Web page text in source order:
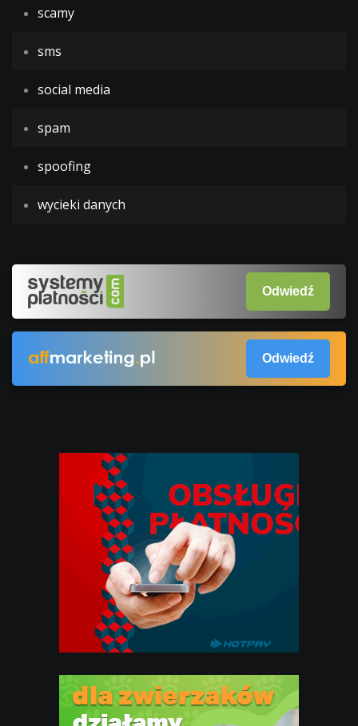
scamy
sms
social media
spam
spoofing
wycieki danych
Odwiedź
Odwiedź